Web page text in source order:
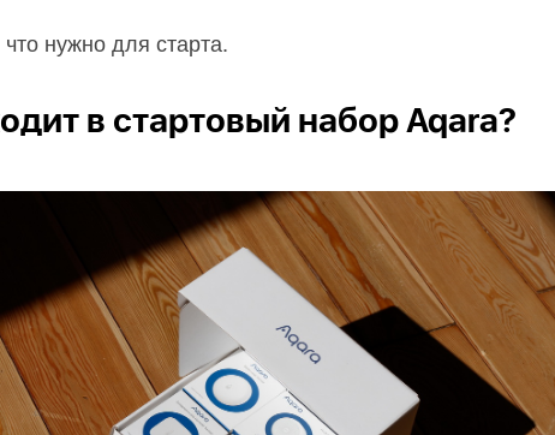
нужно для старта.
в стартовый набор Aqara?